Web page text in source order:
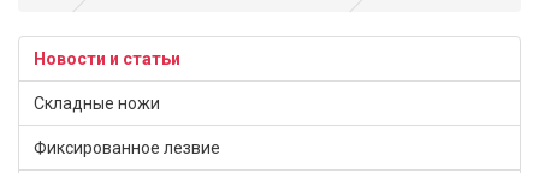
Новости и статьи
Складные ножи
Фиксированное лезвие